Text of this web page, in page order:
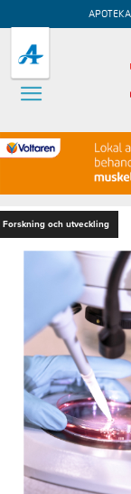
Forskning och utveckling